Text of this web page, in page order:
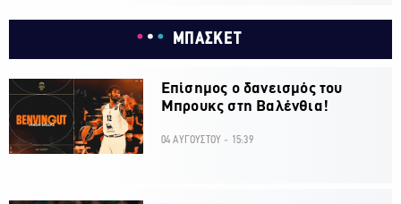
ΜΠΑΣΚΕΤ
Επίσημος ο δανεισμός του
Μπρουκς στη Βαλένθια!
04 ΑΥΓΟΥΣΤΟΥ - 15:39